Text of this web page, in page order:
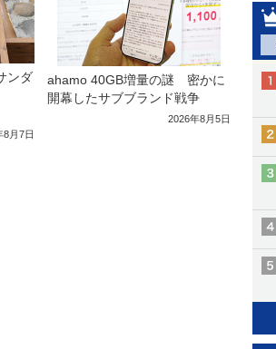
ンダ
8月7日
ahamo 40GB増量の謎 密かに
開幕したサブブランド戦争
2026年8月5日